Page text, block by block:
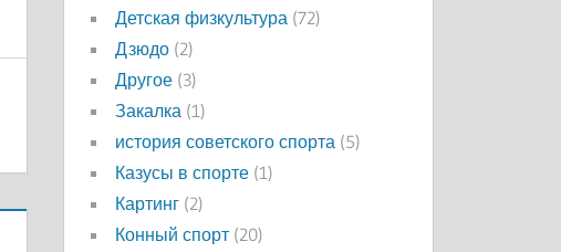
Детская физкультура (72)
Дзюдо (2)
Другое (3)
Закалка (1)
история советского спорта (5)
Казусы в спорте (1)
Картинг (2)
Конный спорт (20)